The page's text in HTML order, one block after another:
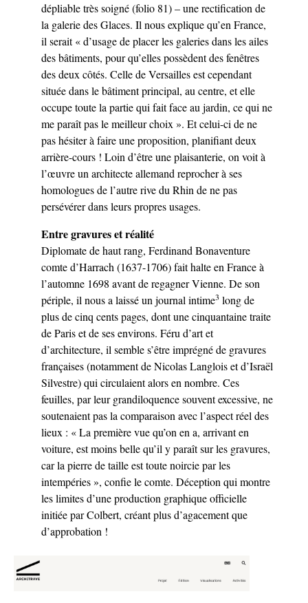
dépliable très soigné (folio 81) – une rectification de
la galerie des Glaces. Il nous explique qu’en France,
il serait « d’usage de placer les galeries dans les ailes
des bâtiments, pour qu’elles possèdent des fenêtres
des deux côtés. Celle de Versailles est cependant
située dans le bâtiment principal, au centre, et elle
occupe toute la partie qui fait face au jardin, ce qui ne
me paraît pas le meilleur choix ». Et celui-ci de ne
pas hésiter à faire une proposition, planifiant deux
arrière-cours ! Loin d’être une plaisanterie, on voit à
l’œuvre un architecte allemand reprocher à ses
homologues de l’autre rive du Rhin de ne pas
persévérer dans leurs propres usages.
Entre gravures et réalité
Diplomate de haut rang, Ferdinand Bonaventure
comte d’Harrach (1637-1706) fait halte en France à
l’automne 1698 avant de regagner Vienne. De son
périple, il nous a laissé un journal intime3 long de
plus de cinq cents pages, dont une cinquantaine traite
de Paris et de ses environs. Féru d’art et
d’architecture, il semble s’être imprégné de gravures
françaises (notamment de Nicolas Langlois et d’Israël
Silvestre) qui circulaient alors en nombre. Ces
feuilles, par leur grandiloquence souvent excessive, ne
soutenaient pas la comparaison avec l’aspect réel des
lieux : « La première vue qu’on en a, arrivant en
voiture, est moins belle qu’il y paraît sur les gravures,
car la pierre de taille est toute noircie par les
intempéries », confie le comte. Déception qui montre
les limites d’une production graphique officielle
initiée par Colbert, créant plus d’agacement que
d’approbation !